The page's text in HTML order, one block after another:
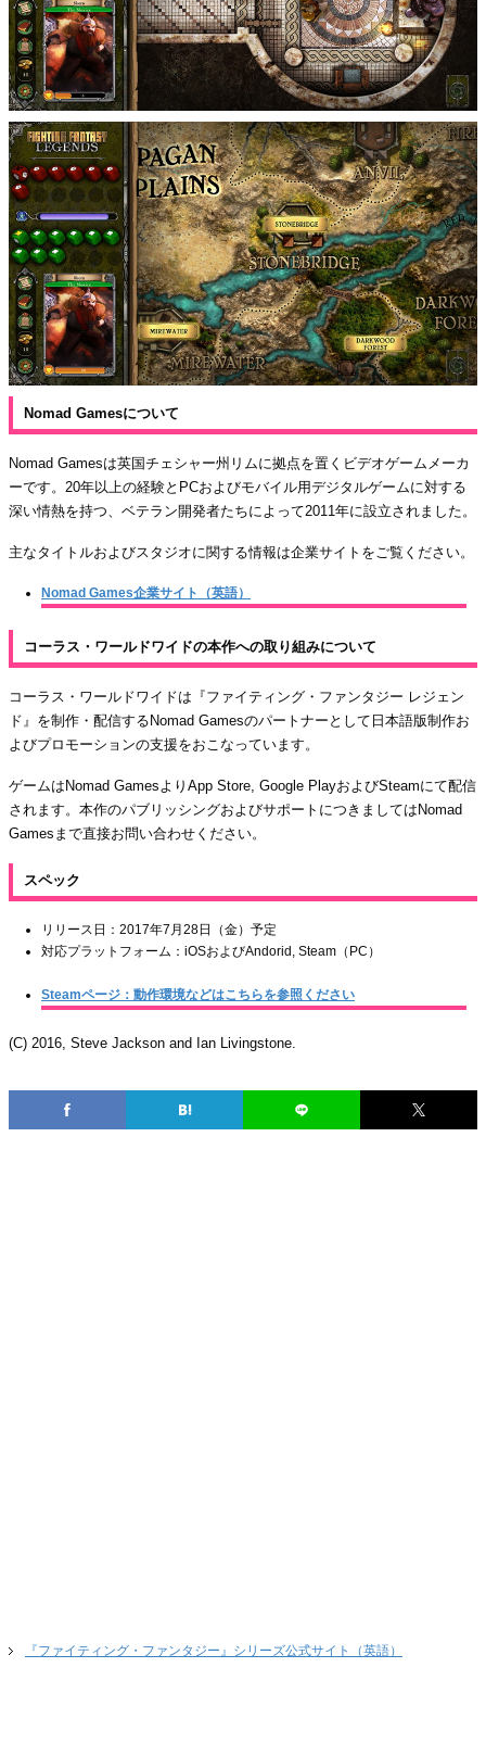
Nomad Gamesについて
Nomad Gamesは英国チェシャー州リムに拠点を置くビデオゲームメーカ
ーです。20年以上の経験とPCおよびモバイル用デジタルゲームに対する
深い情熱を持つ、ベテラン開発者たちによって2011年に設立されました。
主なタイトルおよびスタジオに関する情報は企業サイトをご覧ください。
Nomad Games企業サイト（英語）
コーラス・ワールドワイドの本作への取り組みについて
コーラス・ワールドワイドは『ファイティング・ファンタジー レジェン
ド』を制作・配信するNomad Gamesのパートナーとして日本語版制作お
よびプロモーションの支援をおこなっています。
ゲームはNomad GamesよりApp Store, Google PlayおよびSteamにて配信
されます。本作のパブリッシングおよびサポートにつきましてはNomad
Gamesまで直接お問い合わせください。
スペック
リリース日：2017年7月28日（金）予定
対応プラットフォーム：iOSおよびAndorid, Steam（PC）
Steamページ：動作環境などはこちらを参照ください
(C) 2016, Steve Jackson and Ian Livingstone.
『ファイティング・ファンタジー』シリーズ公式サイト（英語）